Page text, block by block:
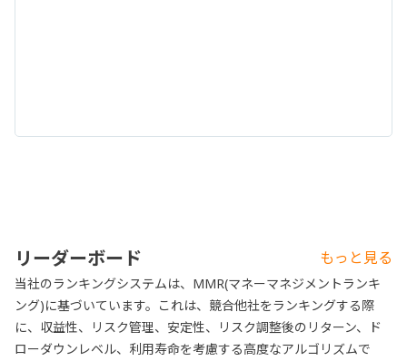
リーダーボード もっと見る
当社のランキングシステムは、MMR(マネーマネジメントランキ
ング)に基づいています。これは、競合他社をランキングする際
に、収益性、リスク管理、安定性、リスク調整後のリターン、ド
ローダウンレベル、利用寿命を考慮する高度なアルゴリズムで